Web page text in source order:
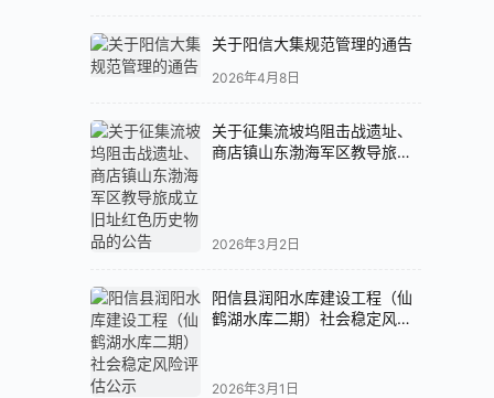
关于阳信大集规范管理的通告
2026年4月8日
关于征集流坡坞阻击战遗址、
商店镇山东渤海军区教导旅成
2026年3月2日
阳信县润阳水库建设工程（仙
鹤湖水库二期）社会稳定风险
2026年3月1日